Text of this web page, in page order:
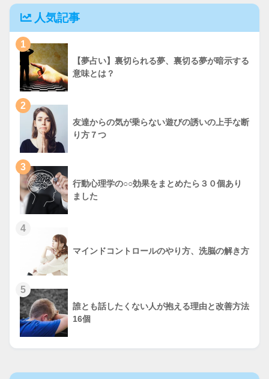
人気記事
1
【夢占い】裏切られる夢、裏切る夢が暗示する
意味とは？
2
友達からの気が乗らない遊びの誘いの上手な断
り方７つ
3
行動心理学の○○効果をまとめたら３０個あり
ました
4
マインドコントロールのやり方、洗脳の解き方
5
誰とも話したくない人が抱える理由と改善方法
16個